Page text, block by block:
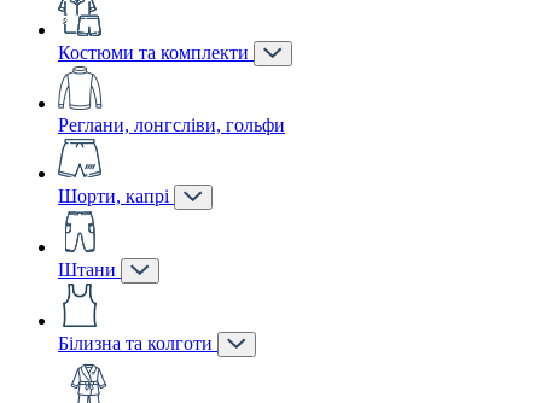
Костюми та комплекти
Реглани, лонгсліви, гольфи
Шорти, капрі
Штани
Білизна та колготи